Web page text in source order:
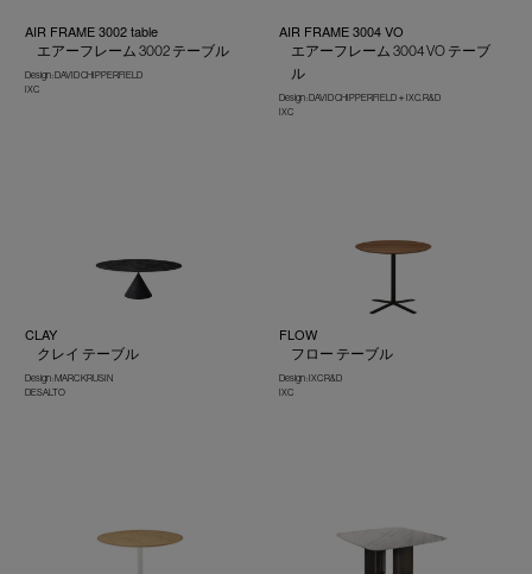
AIR FRAME 3002 table
エアーフレーム 3002 テーブル
Design : DAVID CHIPPERFIELD
IXC
AIR FRAME 3004 VO
エアーフレーム 3004 VO テーブ
ル
Design : DAVID CHIPPERFIELD＋IXC. R&D
IXC
CLAY
クレイ テーブル
Design : MARC KRUSIN
DESALTO
FLOW
フロー テーブル
Design : IXC R&D
IXC